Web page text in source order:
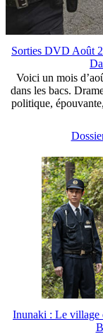
Sorties DVD Août
Voici un mois
dans les bacs.
politique,
Inunaki : Le